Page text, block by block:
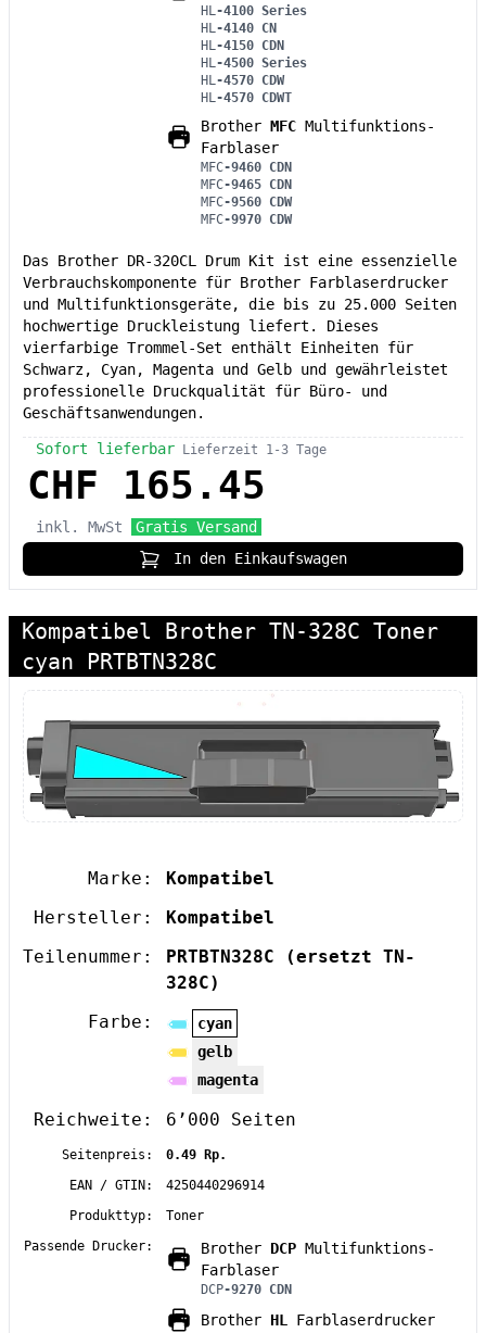
HL-4100 Series
HL-4140 CN
HL-4150 CDN
HL-4500 Series
HL-4570 CDW
HL-4570 CDWT
Brother MFC Multifunktions-
Farblaser
MFC-9460 CDN
MFC-9465 CDN
MFC-9560 CDW
MFC-9970 CDW
Das Brother DR-320CL Drum Kit ist eine essenzielle
Verbrauchskomponente für Brother Farblaserdrucker
und Multifunktionsgeräte, die bis zu 25.000 Seiten
hochwertige Druckleistung liefert. Dieses
vierfarbige Trommel-Set enthält Einheiten für
Schwarz, Cyan, Magenta und Gelb und gewährleistet
professionelle Druckqualität für Büro- und
Geschäftsanwendungen.
Sofort lieferbar Lieferzeit 1-3 Tage
CHF 165.45
inkl. MwSt
Gratis Versand
In den Einkaufswagen
Kompatibel Brother TN-328C Toner
cyan PRTBTN328C
Marke:
Kompatibel
Hersteller:
Kompatibel
Teilenummer:
PRTBTN328C
(ersetzt TN-
328C)
Farbe:
cyan
gelb
magenta
Reichweite: 6’000 Seiten
Seitenpreis:
0.49 Rp.
EAN / GTIN:
4250440296914
Produkttyp:
Toner
Passende Drucker:
Brother DCP Multifunktions-
Farblaser
DCP-9270 CDN
Brother HL Farblaserdrucker